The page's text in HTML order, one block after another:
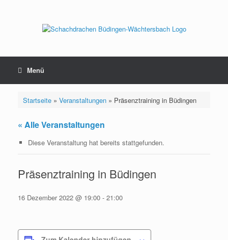
Menü
Startseite» Veranstaltungen» Präsenztraining in Büdingen
« Alle Veranstaltungen
Diese Veranstaltung hat bereits stattgefunden.
Präsenztraining in Büdingen
16 Dezember 2022 @ 19:00 - 21:00